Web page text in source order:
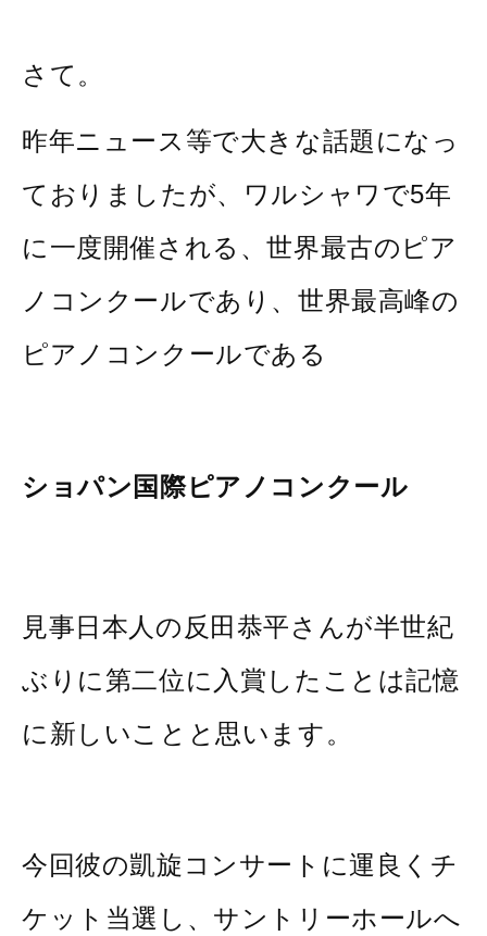
さて。
昨年ニュース等で大きな話題になっ
ておりましたが、ワルシャワで5年
に一度開催される、世界最古のピア
ノコンクールであり、世界最高峰の
ピアノコンクールである
ショパン国際ピアノコンクール
見事日本人の反田恭平さんが半世紀
ぶりに第二位に入賞したことは記憶
に新しいことと思います。
今回彼の凱旋コンサートに運良くチ
ケット当選し、サントリーホールへ